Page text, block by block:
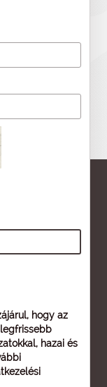
hogy az
hazai és